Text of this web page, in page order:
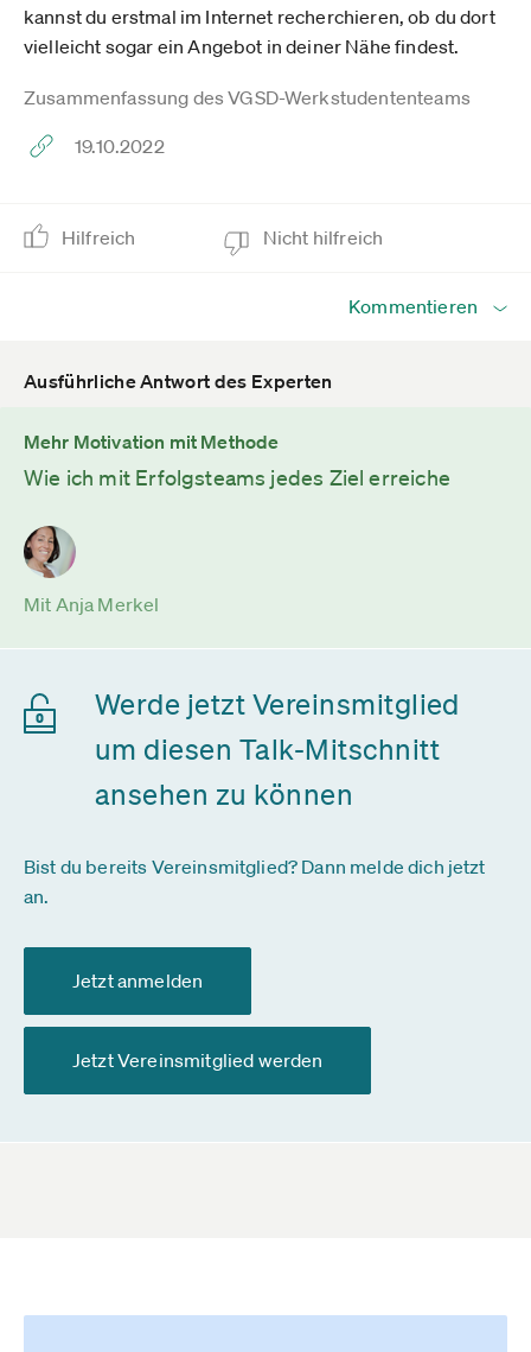
kannst du erstmal im Internet recherchieren, ob du dort
vielleicht sogar ein Angebot in deiner Nähe findest.
Zusammenfassung des VGSD-Werkstudententeams
19.10.2022
Hilfreich Nicht hilfreich
Kommentieren
Ausführliche Antwort des Experten
Mehr Motivation mit Methode
Wie ich mit Erfolgsteams jedes Ziel erreiche
Mit Anja Merkel
Werde jetzt Vereinsmitglied
um diesen Talk-Mitschnitt
ansehen zu können
Bist du bereits Vereinsmitglied? Dann melde dich jetzt
an.
Jetzt anmelden
Jetzt Vereinsmitglied werden